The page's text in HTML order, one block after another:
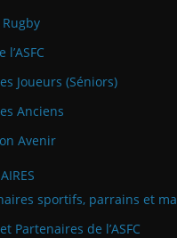
Rugby
Joueurs (Séniors)
Anciens
Avenir
sportifs, parrains et
Partenaires de l’ASFC